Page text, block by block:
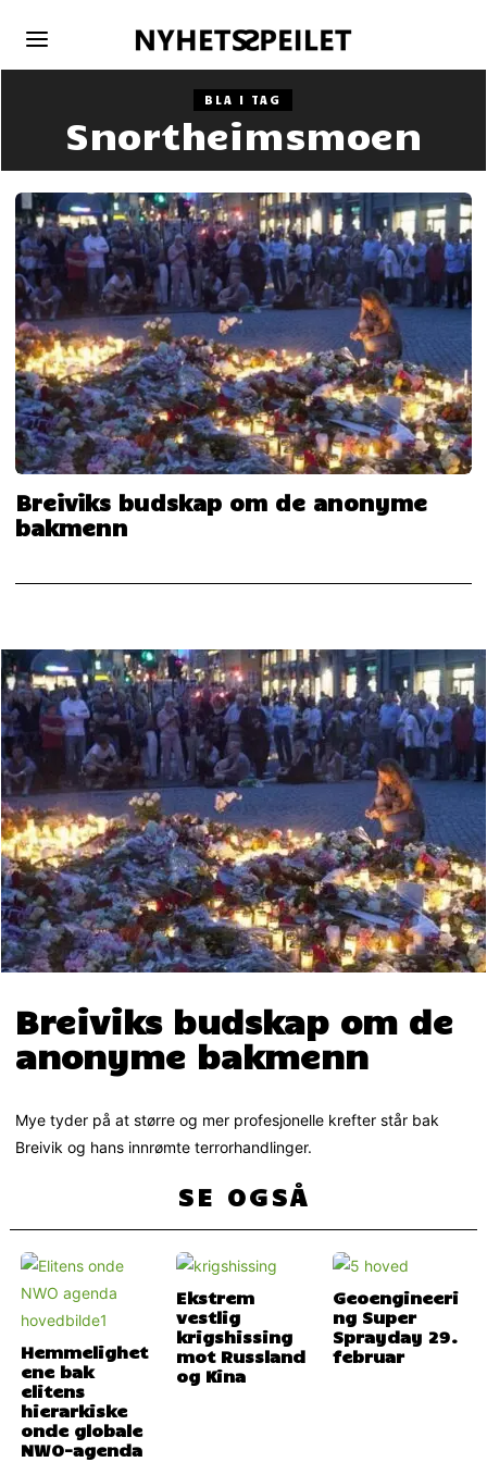
BLA I TAG
Snortheimsmoen
Breiviks budskap om de anonyme
bakmenn
Breiviks budskap om de
anonyme bakmenn
Mye tyder på at større og mer profesjonelle krefter står bak
Breivik og hans innrømte terrorhandlinger.
SE OGSÅ
Hemmelighet
ene bak
elitens
hierarkiske
onde globale
NWO-agenda
Ekstrem
vestlig
krigshissing
mot Russland
og Kina
Geoengineeri
ng Super
Sprayday 29.
februar